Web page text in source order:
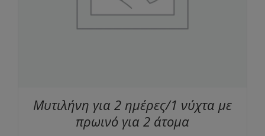
Μυτιλήνη για 2 ημέρες/1 νύχτα με
πρωινό για 2 άτομα